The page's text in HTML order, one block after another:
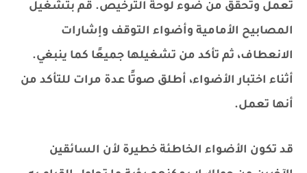
تعمل وتحقق من ضوء لوحة الترخيص. قم بتشغيل
المصابيح الأمامية وأضواء التوقف وإشارات
الانعطاف، ثم تأكد من تشغيلها جميعًا كما ينبغي.
أثناء اختبار الأضواء، أطلق صوتًا عدة مرات للتأكد من
أنها تعمل.
قد تكون الأضواء الخاطئة خطيرة لأن السائقين